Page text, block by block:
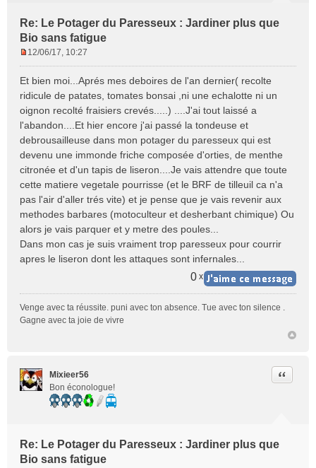
Re: Le Potager du Paresseux : Jardiner plus que
Bio sans fatigue
s
s
a
g
e
n
l
u
12/06/17, 10:27
Et bien moi...Aprés mes deboires de l'an dernier( recolte
ridicule de patates, tomates bonsai ,ni une echalotte ni un
oignon recolté fraisiers crevés.....) ....J'ai tout laissé a
l'abandon....Et hier encore j'ai passé la tondeuse et
debrousailleuse dans mon potager du paresseux qui est
devenu une immonde friche composée d'orties, de menthe
citronée et d'un tapis de liseron....Je vais attendre que toute
cette matiere vegetale pourrisse (et le BRF de tilleuil ca n'a
pas l'air d'aller trés vite) et je pense que je vais revenir aux
methodes barbares (motoculteur et desherbant chimique) Ou
alors je vais parquer et y metre des poules...
Dans mon cas je suis vraiment trop paresseux pour courrir
apres le liseron dont les attaques sont infernales...
0 x
Venge avec ta réussite. puni avec ton absence. Tue avec ton silence .
Gagne avec ta joie de vivre
Mixieer56
Bon éconologue!
Re: Le Potager du Paresseux : Jardiner plus que
Bio sans fatigue
Citer